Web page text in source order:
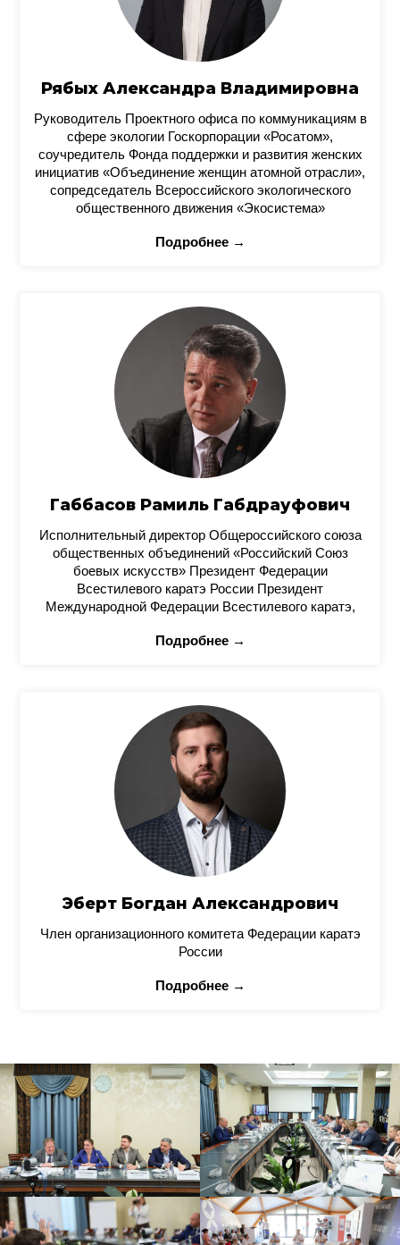
Рябых Александра Владимировна
Руководитель Проектного офиса по коммуникациям в
сфере экологии Госкорпорации «Росатом»,
соучредитель Фонда поддержки и развития женских
инициатив «Объединение женщин атомной отрасли»,
сопредседатель Всероссийского экологического
общественного движения «Экосистема»
Подробнее →
Габбасов Рамиль Габдрауфович
Исполнительный директор Общероссийского союза
общественных объединений «Российский Союз
боевых искусств» Президент Федерации
Всестилевого каратэ России Президент
Международной Федерации Всестилевого каратэ,
Подробнее →
Эберт Богдан Александрович
Член организационного комитета Федерации каратэ
России
Подробнее →